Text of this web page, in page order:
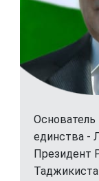
Основатель
единства -
Президент